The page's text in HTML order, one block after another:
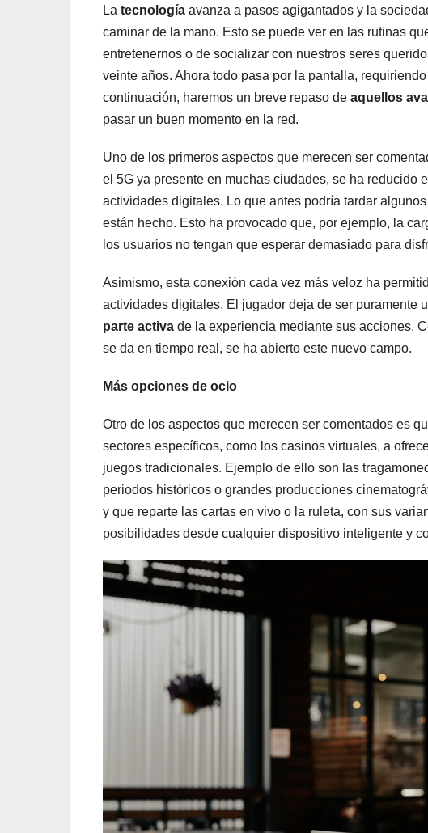
La tecnología avanza a pasos agigantados y la
caminar de la mano. Esto se puede ver en las rutinas
entretenernos o de socializar con nuestros seres
veinte años. Ahora todo pasa por la pantalla,
continuación, haremos un breve repaso de aquellos
pasar un buen momento en la red.
Uno de los primeros aspectos que merecen ser
el 5G ya presente en muchas ciudades, se ha reducido
actividades digitales. Lo que antes podría tardar
están hecho. Esto ha provocado que, por ejemplo, la
los usuarios no tengan que esperar demasiado para
Asimismo, esta conexión cada vez más veloz ha
actividades digitales. El jugador deja de ser puramente
parte activa de la experiencia mediante sus acciones.
se da en tiempo real, se ha abierto este nuevo campo.
Más opciones de ocio
Otro de los aspectos que merecen ser comentados es
sectores específicos, como los casinos virtuales, a
juegos tradicionales. Ejemplo de ello son las
periodos históricos o grandes producciones
y que reparte las cartas en vivo o la ruleta, con sus
posibilidades desde cualquier dispositivo inteligente y